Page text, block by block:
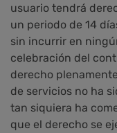
usuario tendrá
un periodo de 14
sin incurrir en
celebración del
derecho
de servicios no ha
tan siquiera ha
que el derecho se